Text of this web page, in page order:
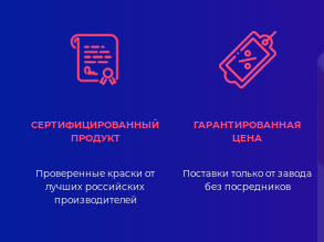
СЕРТИФИЦИРОВАННЫЙ
ПРОДУКТ
Проверенные краски от
лучших российских
производителей
ГАРАНТИРОВАННАЯ
ЦЕНА
Поставки только от завода
без посредников